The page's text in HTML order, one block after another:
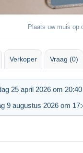
Plaats uw muis op
Verkoper Vraag (0)
25 april 2026 om 20:40
9 augustus 2026 om